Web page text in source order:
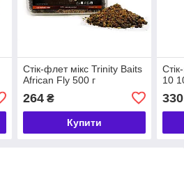
Стік-флет мікс Trinity Baits
African Fly 500 г
264₴
Купити
10
330